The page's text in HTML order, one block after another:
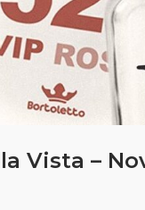
Vista –